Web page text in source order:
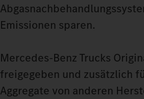
Emissionen sparen.
Mercedes-Benz Trucks
freigegeben und zusätzlich
Aggregate von anderen